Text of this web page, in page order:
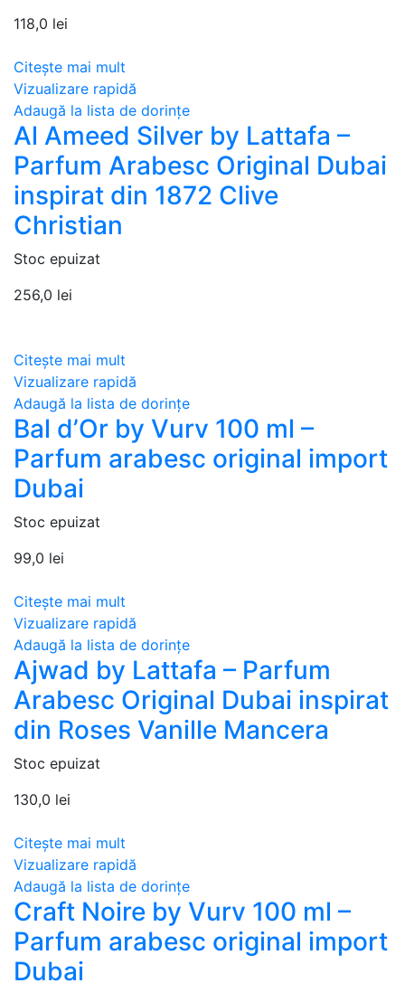
118,0 lei
Citește mai mult
Vizualizare rapidă
Adaugă la lista de dorințe
Al Ameed Silver by Lattafa –
Parfum Arabesc Original Dubai
inspirat din 1872 Clive
Christian
Stoc epuizat
256,0 lei
Citește mai mult
Vizualizare rapidă
Adaugă la lista de dorințe
Bal d’Or by Vurv 100 ml –
Parfum arabesc original import
Dubai
Stoc epuizat
99,0 lei
Citește mai mult
Vizualizare rapidă
Adaugă la lista de dorințe
Ajwad by Lattafa – Parfum
Arabesc Original Dubai inspirat
din Roses Vanille Mancera
Stoc epuizat
130,0 lei
Citește mai mult
Vizualizare rapidă
Adaugă la lista de dorințe
Craft Noire by Vurv 100 ml –
Parfum arabesc original import
Dubai